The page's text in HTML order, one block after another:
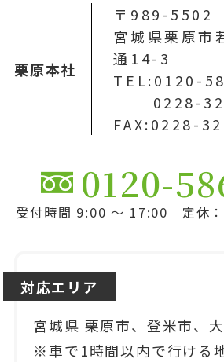
栗原本社
〒989-5502
宮城県栗原市
通14-3
TEL:0120-
0228-
FAX:0228-
0120-
受付時間 9:00 ～ 17:00 定休：
対応エリア
宮城県 栗原市、登米市、
※車で1時間以内で行ける